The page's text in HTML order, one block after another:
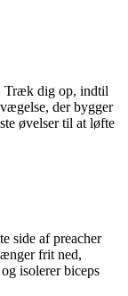
Træk dig op, indtil
der bygger
øvelser til at løfte
side af preacher
frit ned,
og isolerer biceps